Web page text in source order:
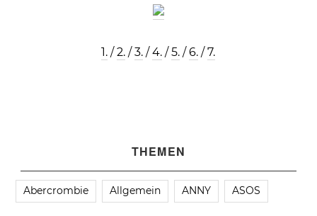
1. /2. /3. /4. /5. /6. /7.
THEMEN
Abercrombie Allgemein ANNY ASOS